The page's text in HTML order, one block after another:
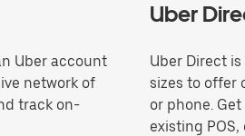
Uber account
network of
track on-
Uber
Uber Direct
sizes to offer
or phone.
existing